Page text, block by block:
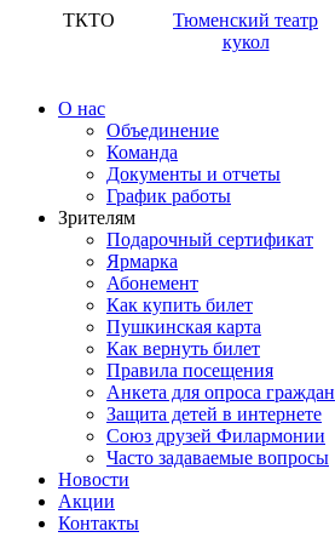
ТКТО
Тюменский театр
кукол
О нас
Объединение
Команда
Документы и отчеты
График работы
Зрителям
Подарочный сертификат
Ярмарка
Абонемент
Как купить билет
Пушкинская карта
Как вернуть билет
Правила посещения
Анкета для опроса граждан
Защита детей в интернете
Союз друзей Филармонии
Часто задаваемые вопросы
Новости
Акции
Контакты